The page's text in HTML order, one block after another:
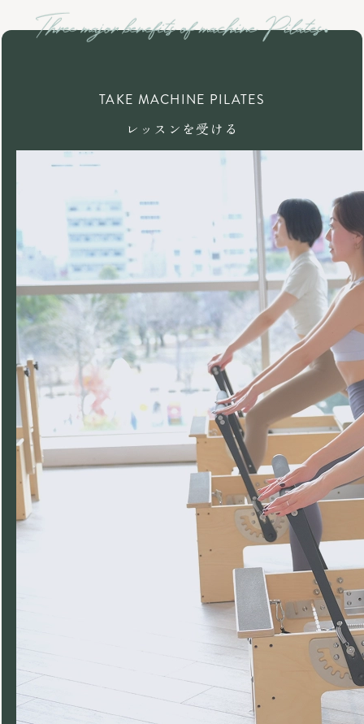
TAKE MACHINE PILATES
レッスンを受ける